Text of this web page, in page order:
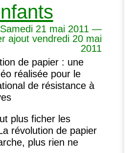
Samedi 21 mai 2011 —
ajout vendredi 20 mai
2011
de papier : une
réalisée pour le
de résistance à
plus ficher les
révolution de papier
plus rien ne